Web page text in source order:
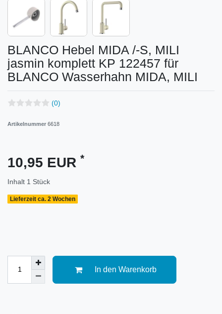
BLANCO Hebel MIDA /-S, MILI
jasmin komplett KP 122457 für
BLANCO Wasserhahn MIDA, MILI
(0)
Artikelnummer 6618
10,95 EUR *
Inhalt 1 Stück
Lieferzeit ca. 2 Wochen
In den Warenkorb